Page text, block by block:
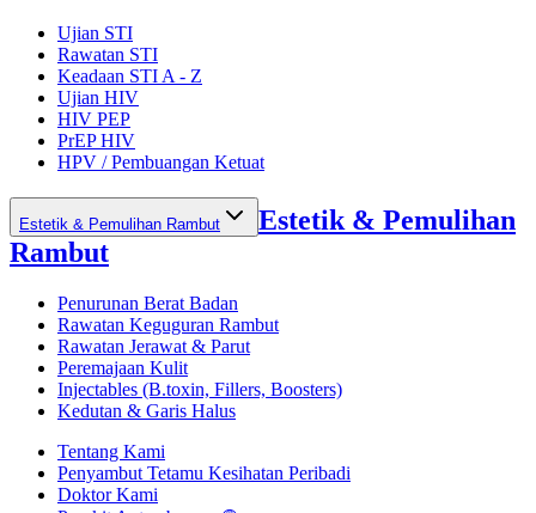
Ujian STI
Rawatan STI
Keadaan STI A - Z
Ujian HIV
HIV PEP
PrEP HIV
HPV / Pembuangan Ketuat
Estetik & Pemulihan Rambut
Estetik & Pemulihan
Rambut
Penurunan Berat Badan
Rawatan Keguguran Rambut
Rawatan Jerawat & Parut
Peremajaan Kulit
Injectables (B.toxin, Fillers, Boosters)
Kedutan & Garis Halus
Tentang Kami
Penyambut Tetamu Kesihatan Peribadi
Doktor Kami